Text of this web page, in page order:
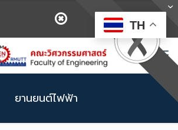
ยานยนต์ไฟฟ้า
TH